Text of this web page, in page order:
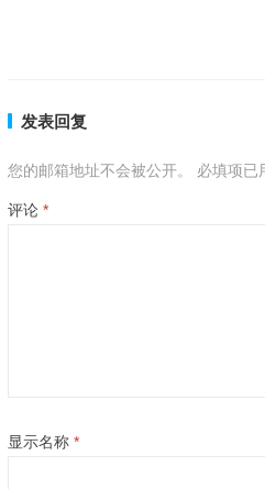
发表回复
您的邮箱地址不会被公开。 必填项已
评论 *
显示名称 *